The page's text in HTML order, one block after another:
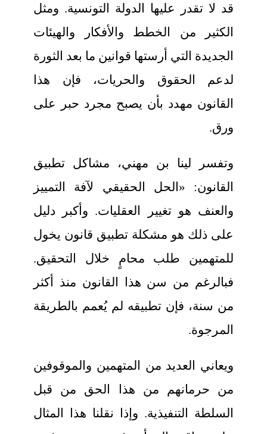
قد لا تقدر عليها الدولة التونسية. ومثل
الكثير من الخطط والأفكار والهيئات
الجديدة التي أرستها قوانين ما بعد الثورة
لدعم الحقوق والحريات، فإن هذا
القانون مهدد بأن يصبح مجرد حبر على
ورق.
وتفسر لينا بن مهني، مشاكل تطبيق
القانون: «الحل الحقيقي ﻵفة التمييز
والعنف هو تغيير العقليات. وأكبر دليل
على ذلك هو مشكلة تطبيق قانون يخول
للمتهمين طلب محامٍ خلال التحقيق.
فبالرغم من سن هذا القانون منذ أكثر
من سنة، فإن تطبيقه لم يُعمم بالطريقة
المرجوة.
ويعاني العديد من المتهمين والموقوفين
من حرمانهم من هذا الحق من قبل
السلطة التنفيذية. وإذا نقلنا هذا المثال